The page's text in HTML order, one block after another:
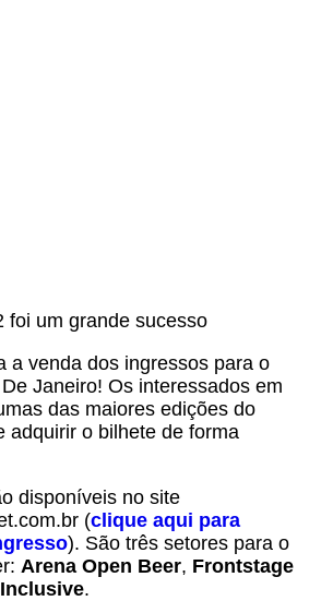
foi um grande sucesso
a venda dos ingressos para o
Janeiro! Os interessados em
das maiores edições do
adquirir o bilhete de forma
disponíveis no site
(clique aqui para
). São três setores para o
Arena Open Beer, Frontstage
.